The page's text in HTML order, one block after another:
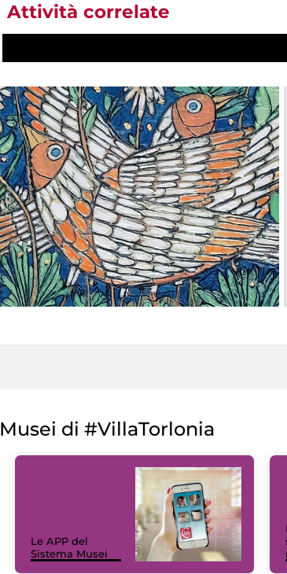
Attività correlate
Musei di #VillaTorlonia
Le APP del
Sistema Musei